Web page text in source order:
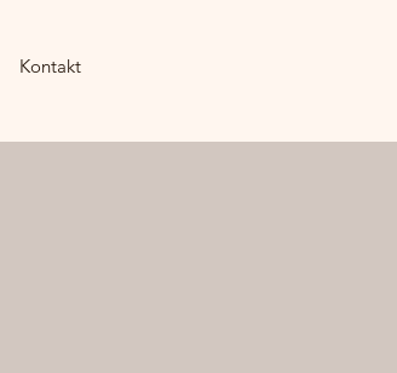
Kontakt